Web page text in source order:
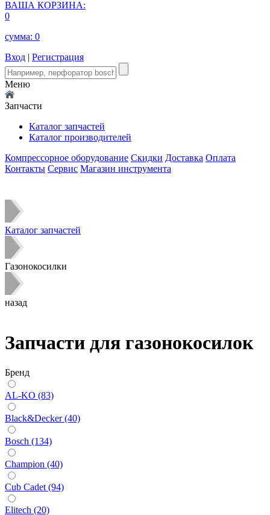
ВАША КОРЗИНА:
0
сумма: 0
Вход | Регистрация
Меню
Запчасти
Каталог запчастей
Каталог производителей
Компрессорное оборудование Скидки Доставка Оплата
Контакты Сервис Магазин инструмента
Каталог запчастей
Газонокосилки
назад
Запчасти для газонокосилок
Бренд
AL-KO (83)
Black&Decker (40)
Bosch (134)
Champion (40)
Cub Cadet (94)
Elitech (20)